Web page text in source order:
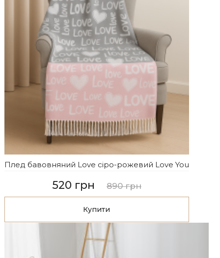
Плед бавовняний Love сіро-рожевий Love You
520 грн 890 грн
Купити